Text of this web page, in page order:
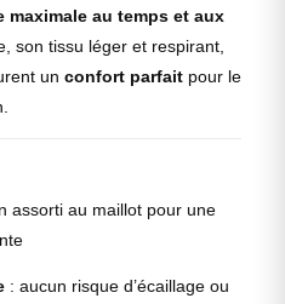
maximale au temps et aux
son tissu léger et respirant,
un confort parfait pour le
assorti au maillot pour une
: aucun risque d’écaillage ou